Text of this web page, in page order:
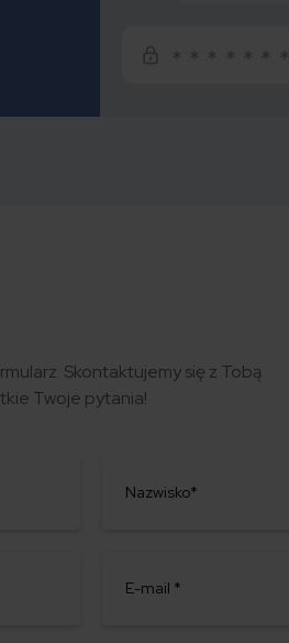
Skontaktujemy się z Tobą
Twoje pytania!
Nazwisko*
E-mail *